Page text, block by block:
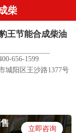
柴
王节能合成柴油
656-1599
城阳区王沙路1377号
立即咨询